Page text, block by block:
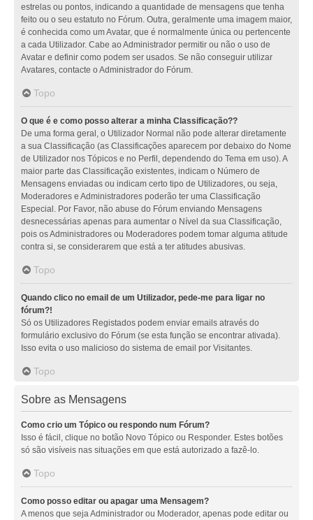
estrelas ou pontos, indicando a quantidade de mensagens que tenha
feito ou o seu estatuto no Fórum. Outra, geralmente uma imagem maior,
é conhecida como um Avatar, que é normalmente única ou pertencente
a cada Utilizador. Cabe ao Administrador permitir ou não o uso de
Avatar e definir como podem ser usados. Se não conseguir utilizar
Avatares, contacte o Administrador do Fórum.
Topo
O que é e como posso alterar a minha Classificação??
De uma forma geral, o Utilizador Normal não pode alterar diretamente
a sua Classificação (as Classificações aparecem por debaixo do Nome
de Utilizador nos Tópicos e no Perfil, dependendo do Tema em uso). A
maior parte das Classificação existentes, indicam o Número de
Mensagens enviadas ou indicam certo tipo de Utilizadores, ou seja,
Moderadores e Administradores poderão ter uma Classificação
Especial. Por Favor, não abuse do Fórum enviando Mensagens
desnecessárias apenas para aumentar o Nível da sua Classificação,
pois os Administradores ou Moderadores podem tomar alguma atitude
contra si, se considerarem que está a ter atitudes abusivas.
Topo
Quando clico no email de um Utilizador, pede-me para ligar no
fórum?!
Só os Utilizadores Registados podem enviar emails através do
formulário exclusivo do Fórum (se esta função se encontrar ativada).
Isso evita o uso malicioso do sistema de email por Visitantes.
Topo
Sobre as Mensagens
Como crio um Tópico ou respondo num Fórum?
Isso é fácil, clique no botão Novo Tópico ou Responder. Estes botões
só são visíveis nas situações em que está autorizado a fazê-lo.
Topo
Como posso editar ou apagar uma Mensagem?
A menos que seja Administrador ou Moderador, apenas pode editar ou